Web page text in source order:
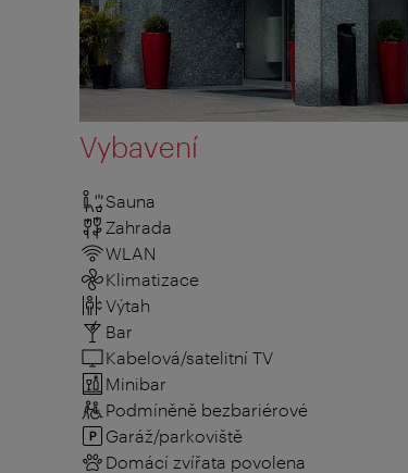
Vybavení
Sauna
Zahrada
WLAN
Klimatizace
Výtah
Bar
Kabelová/satelitní TV
Minibar
Podmíněně bezbariérové
Garáž/parkoviště
Domácí zvířata povolena